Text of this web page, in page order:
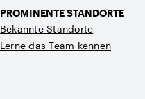
PROMINENTE STANDORTE
Bekannte Standorte
Lerne das Team kennen